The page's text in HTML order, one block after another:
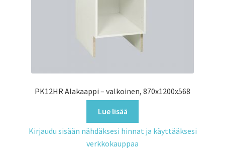
PK12HR Alakaappi – valkoinen, 870x1200x568
Lue lisää
Kirjaudu sisään nähdäksesi hinnat ja käyttääksesi
verkkokauppaa